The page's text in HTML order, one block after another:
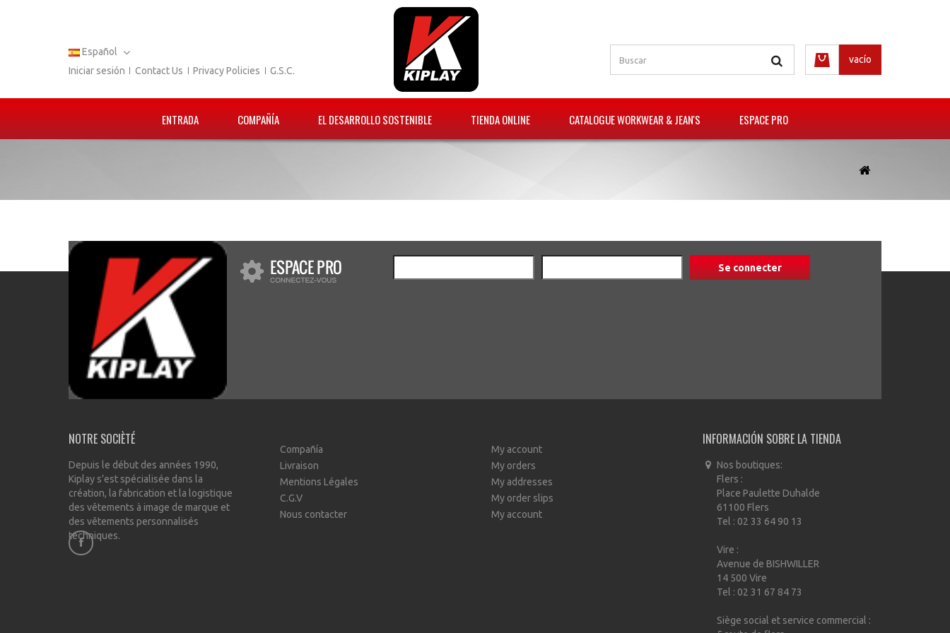
Español
Iniciar sesión
Contact Us Privacy Policies G.S.C.
vacío
ENTRADA COMPAÑÍA EL DESARROLLO SOSTENIBLE TIENDA ONLINE CATALOGUE WORKWEAR & JEAN'S ESPACE PRO
NOTRE SOCIÈTÉ
Depuis le début des années 1990,
Kiplay s’est spécialisée dans la
création, la fabrication et la logistique
des vêtements à image de marque et
des vêtements personnalisés
techniques.
Compañía
Livraison
Mentions Légales
C.G.V
Nous contacter
My account
My orders
My addresses
My order slips
My account
INFORMACIÓN SOBRE LA TIENDA
Nos boutiques:
Flers :
Place Paulette Duhalde
61100 Flers
Tel : 02 33 64 90 13
Vire :
Avenue de BISHWILLER
14 500 Vire
Tel : 02 31 67 84 73
Siège social et service commercial :